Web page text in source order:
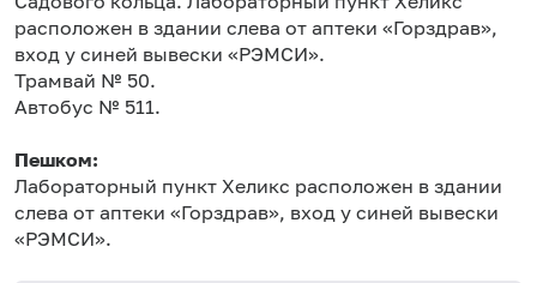
расположен в здании слева от аптеки «Горздрав»,
вход у синей вывески «РЭМСИ».
Трамвай № 50.
Автобус № 511.
Пешком:
Лабораторный пункт Хеликс расположен в здании
слева от аптеки «Горздрав», вход у синей вывески
«РЭМСИ».